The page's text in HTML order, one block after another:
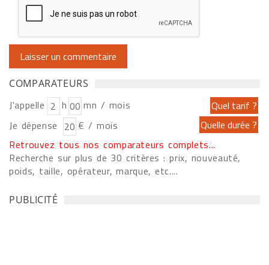
COMPARATEURS
J'appelle h
mn / mois
Je dépense
€ / mois
Retrouvez tous nos comparateurs complets...
Recherche sur plus de 30 critères : prix, nouveauté,
poids, taille, opérateur, marque, etc....
PUBLICITÉ